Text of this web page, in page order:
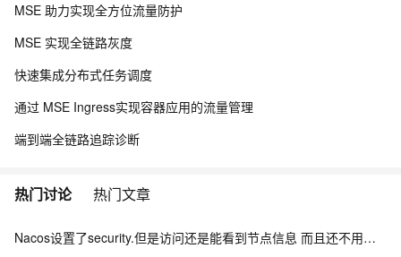
MSE 助力实现全方位流量防护
MSE 实现全链路灰度
快速集成分布式任务调度
通过 MSE Ingress实现容器应用的流量管理
端到端全链路追踪诊断
热门讨论 热门文章
Nacos设置了security.但是访问还是能看到节点信息 而且还不用验证身份怎么办？